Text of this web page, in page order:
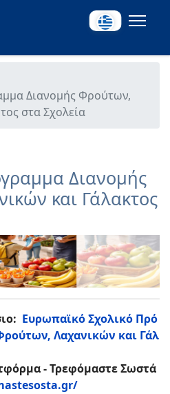
Διανομής Φρούτων,
στα Σχολεία
Διανομής
και Γάλακτος
Ευρωπαϊκό Σχολικό Πρό
Λαχανικών και Γάλ
- Τρεφόμαστε Σωστά